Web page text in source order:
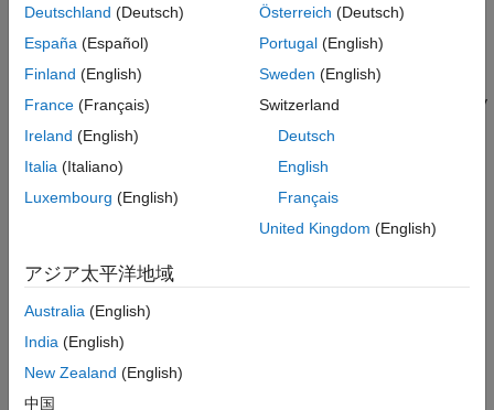
Topics
Enable Simscape Multibody Link Plugin in Inventor Plugin
TheSimscape Multibody Link
plugin provides the primary
interface for exporting CAD assemblies into
Simscape Multibody
Export an Autodesk Inventor Robot Assembly Model
Generate an XML multibody description file for a robotic arm
Constraints and Joints
You create a CAD assembly by applying joints and constraints
between parts.
Featured Examples
Joints
Deutschland (Deutsch)
España (Español)
Finland (English)
France (Français)
Ireland (English)
Italia (Italiano)
Luxembourg (English)
Österreich (Deutsch)
Portugal(English)
Sweden (English)
Switzerland
Deutsch
English
Français
United Kingdom (English)
アジア太平洋地域
Australia (English)
India (English)
New Zealand (English)
中国